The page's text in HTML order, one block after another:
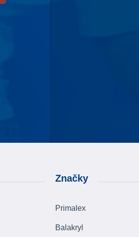
Značky
Primalex
Balakryl